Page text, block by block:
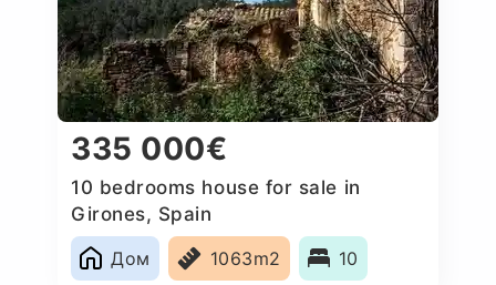
335 000€
10 bedrooms house for sale in
Girones, Spain
Дом
1063m2 10